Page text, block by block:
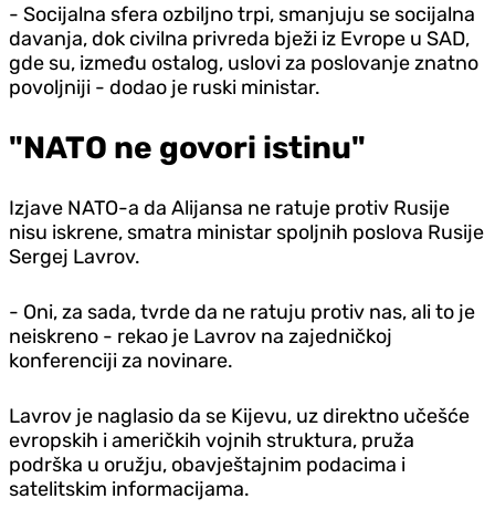
- Socijalna sfera ozbiljno trpi, smanjuju se socijalna
davanja, dok civilna privreda bježi iz Evrope u SAD,
gde su, između ostalog, uslovi za poslovanje znatno
povoljniji - dodao je ruski ministar.
"NATO ne govori istinu"
Izjave NATO-a da Alijansa ne ratuje protiv Rusije
nisu iskrene, smatra ministar spoljnih poslova Rusije
Sergej Lavrov.
- Oni, za sada, tvrde da ne ratuju protiv nas, ali to je
neiskreno - rekao je Lavrov na zajedničkoj
konferenciji za novinare.
Lavrov je naglasio da se Kijevu, uz direktno učešće
evropskih i američkih vojnih struktura, pruža
podrška u oružju, obavještajnim podacima i
satelitskim informacijama.